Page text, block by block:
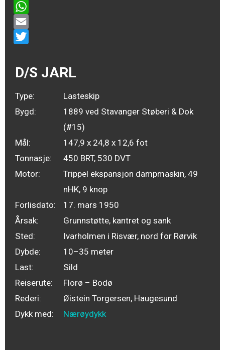
Messenger
WhatsApp
Email
D/S JARL
Type:
Lasteskip
Bygd:
1889 ved Stavanger Støberi & Dok
(#15)
Mål:
147,9 x 24,8 x 12,6 fot
Tonnasje:
450 BRT, 530 DVT
Motor:
Trippel ekspansjon dampmaskin, 49
nHK, 9 knop
Forlisdato:
17. mars 1950
Årsak:
Grunnstøtte, kantret og sank
Sted:
Ivarholmen i Risvær, nord for Rørvik
Dybde:
10–35 meter
Last:
Sild
Reiserute:
Florø – Bodø
Rederi:
Øistein Torgersen, Haugesund
Dykk med:
Nærøydykk